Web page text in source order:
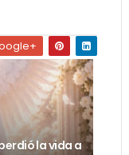
la vida a